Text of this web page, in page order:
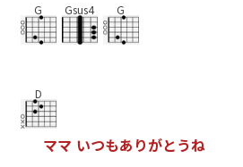
G Gsus4 G
D
ママ いつもあ りがとうね